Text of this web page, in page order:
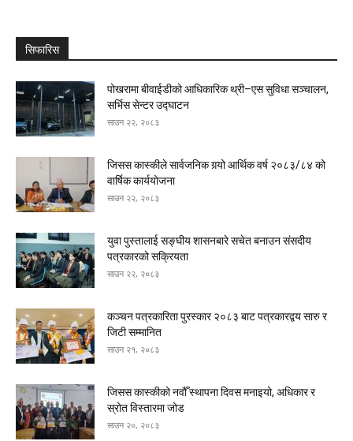
सिफारिस
पोखरामा बीवाईडीको आधिकारिक थ्री–एस सुविधा सञ्चालन,
सर्भिस सेन्टर उद्घाटन
साउन २२, २०८३
जिसस कास्कीले सार्वजनिक गर्‍यो आर्थिक वर्ष २०८३/८४ को
वार्षिक कार्ययोजना
साउन २२, २०८३
युवा पुस्तालाई सङ्घीय शासनबारे सचेत बनाउन संसदीय
पत्रकारको सक्रियता
साउन २२, २०८३
कञ्चन पत्रकारिता पुरस्कार २०८३ बाट पत्रकारद्वय सारु र
जिटी सम्मानित
साउन २१, २०८३
जिसस कास्कीको नवौँ स्थापना दिवस मनाइयो, अधिकार र
स्रोत विस्तारमा जोड
साउन २०, २०८३